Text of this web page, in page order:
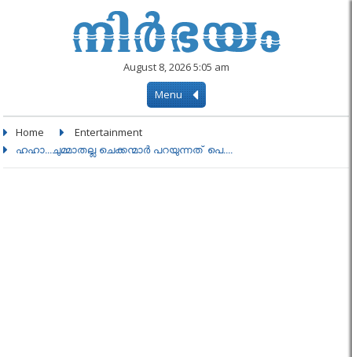
August 8, 2026 5:05 am
Menu
Home Entertainment
ഹഹാ...ചുമ്മാതല്ല ചെക്കന്മാർ പറയുന്നത് പെ....